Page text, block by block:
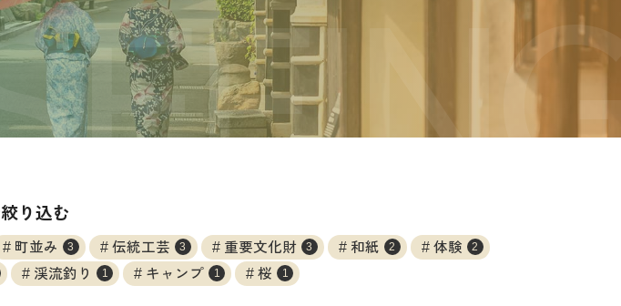
り込む
町並み 3 伝統工芸 3 重要文化財 3 和紙 2 体験 2
渓流釣り 1 キャンプ 1 桜 1